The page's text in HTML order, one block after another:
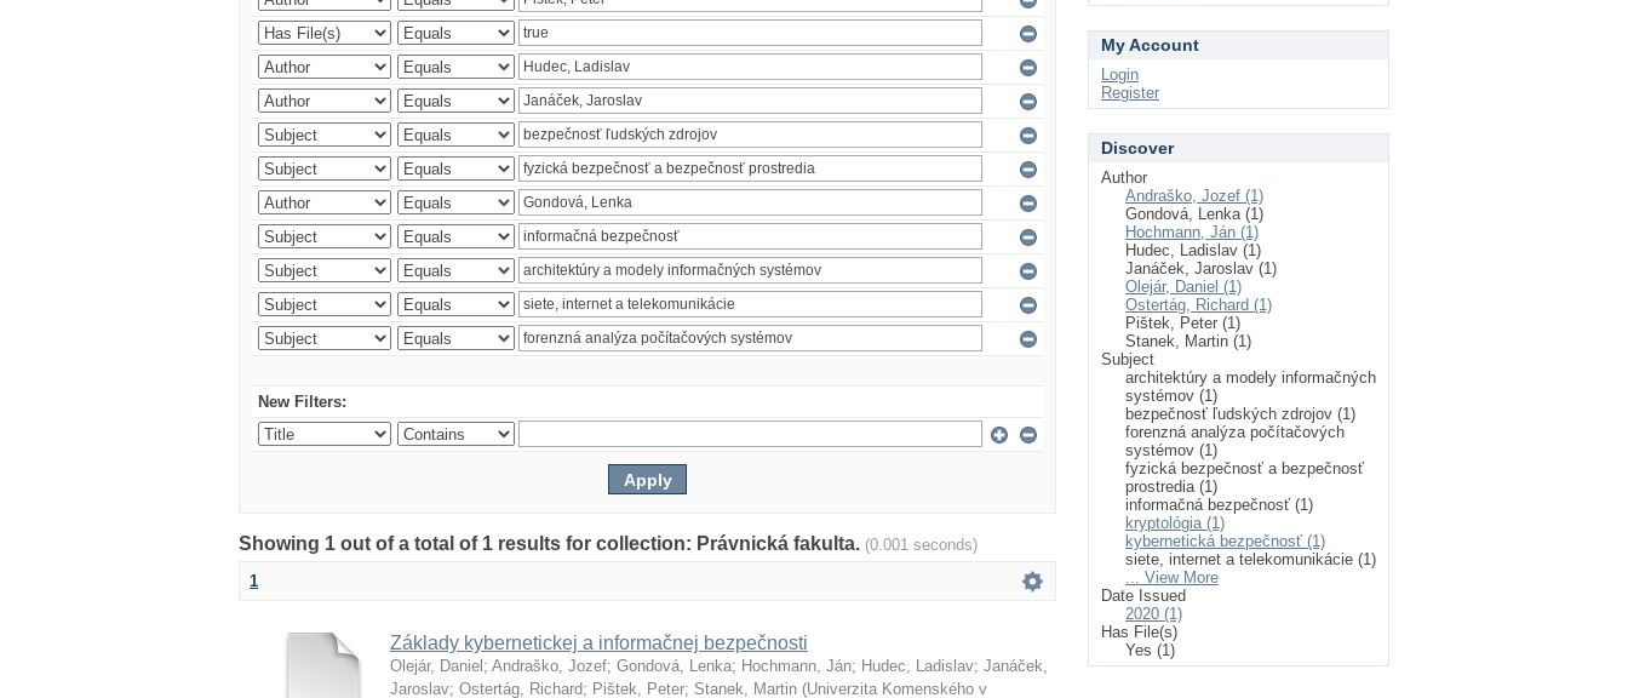
New Filters:
Showing 1 out of a total of 1 results for collection: Právnická fakulta. (0.001 seconds)
1
Základy kybernetickej a informačnej bezpečnosti
Olejár, Daniel ; Andraško, Jozef; Gondová, Lenka; Hochmann, Ján; Hudec, Ladislav; Janáček,
Jaroslav; Ostertág, Richard; Pištek, Peter; Stanek, Martin (Univerzita Komenského v
My Account
Login
Register
Discover
Author
Andraško, Jozef (1)
Gondová, Lenka (1)
Hochmann, Ján (1)
Hudec, Ladislav (1)
Janáček, Jaroslav (1)
Olejár, Daniel (1)
Ostertág, Richard (1)
Pištek, Peter (1)
Stanek, Martin (1)
Subject
architektúry a modely informačných
systémov (1)
bezpečnosť ľudských zdrojov (1)
forenzná analýza počítačových
systémov (1)
fyzická bezpečnosť a bezpečnosť
prostredia (1)
informačná bezpečnosť (1)
kryptológia (1)
kybernetická bezpečnosť (1)
siete, internet a telekomunikácie (1)
... View More
Date Issued
2020 (1)
Has File(s)
Yes (1)